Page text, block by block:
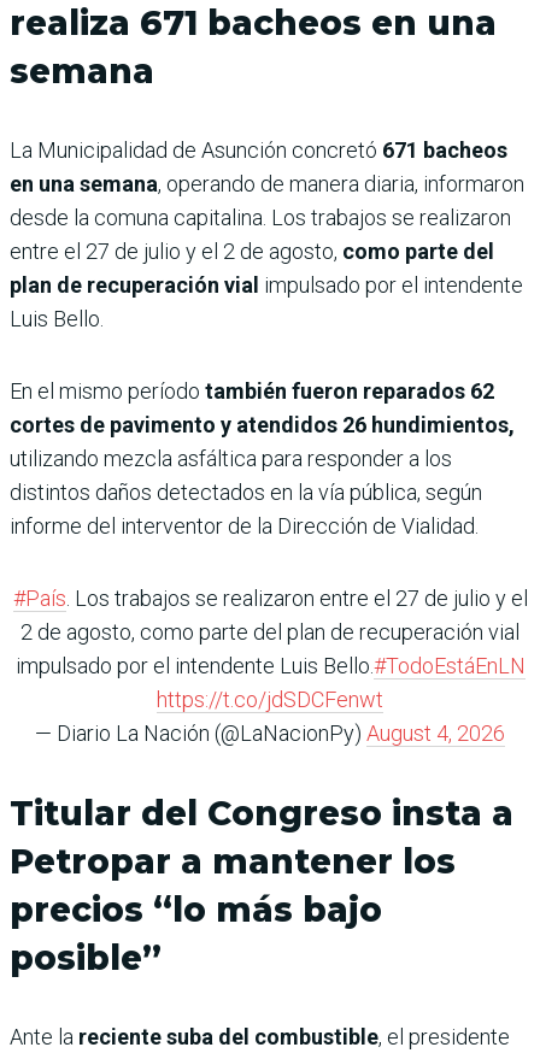
realiza 671 bacheos en una
semana
La Municipalidad de Asunción concretó 671 bacheos
en una semana, operando de manera diaria, informaron
desde la comuna capitalina. Los trabajos se realizaron
entre el 27 de julio y el 2 de agosto, como parte del
plan de recuperación vial impulsado por el intendente
Luis Bello.
En el mismo período también fueron reparados 62
cortes de pavimento y atendidos 26 hundimientos,
utilizando mezcla asfáltica para responder a los
distintos daños detectados en la vía pública, según
informe del interventor de la Dirección de Vialidad.
#País . Los trabajos se realizaron entre el 27 de julio y el
2 de agosto, como parte del plan de recuperación vial
impulsado por el intendente Luis Bello.#TodoEstáEnLN
https://t.co/jdSDCFenwt
— Diario La Nación (@LaNacionPy) August 4, 2026
Titular del Congreso insta a
Petropar a mantener los
precios “lo más bajo
posible”
Ante la reciente suba del combustible, el presidente